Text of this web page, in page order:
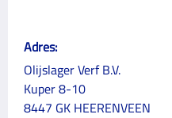
Adres:
Olijslager Verf B.V.
Kuper 8-10
8447 GK HEERENVEEN